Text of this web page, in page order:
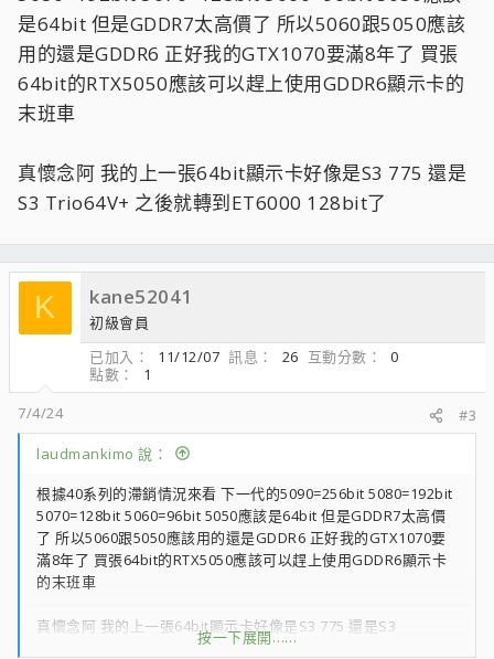
是64bit 但是GDDR7太高價了 所以5060跟5050應該
用的還是GDDR6 正好我的GTX1070要滿8年了 買張
64bit的RTX5050應該可以趕上使用GDDR6顯示卡的
末班車
真懷念阿 我的上一張64bit顯示卡好像是S3 775 還是
S3 Trio64V+ 之後就轉到ET6000 128bit了
K kane52041
初級會員
已加入
11/12/07 訊息 26 互動分數
0
點數
1
7/4/24
#3
laudmankimo 說：
根據40系列的滯銷情況來看 下一代的5090=256bit 5080=192bit
5070=128bit 5060=96bit 5050應該是64bit 但是GDDR7太高價
了 所以5060跟5050應該用的還是GDDR6 正好我的GTX1070要
滿8年了 買張64bit的RTX5050應該可以趕上使用GDDR6顯示卡
的末班車
真懷念阿 我的上一張64bit顯示卡好像是S3 775 還是S3
Trio64V+ 之後就轉到ET6000 128
按一下展開……